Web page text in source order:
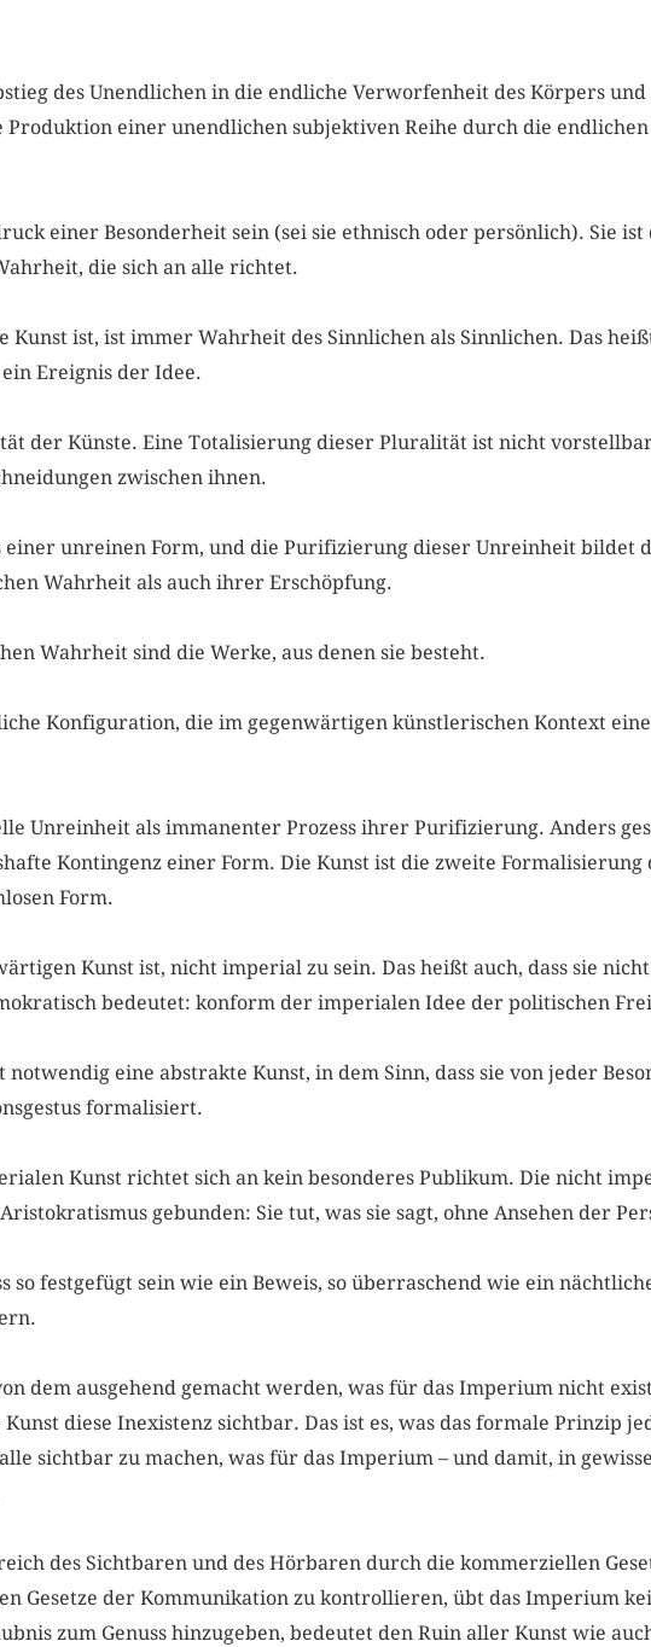
des Unendlichen in die endliche Verworfenheit des Körpers
Produktion einer unendlichen subjektiven Reihe durch die
einer Besonderheit sein (sei sie ethnisch oder persönlich). Sie ist
die sich an alle richtet.
Kunst ist, ist immer Wahrheit des Sinnlichen als Sinnlichen. Das
Ereignis der Idee.
der Künste. Eine Totalisierung dieser Pluralität ist nicht
zwischen ihnen.
einer unreinen Form, und die Purifizierung dieser Unreinheit bildet
Wahrheit als auch ihrer Erschöpfung.
Wahrheit sind die Werke, aus denen sie besteht.
Konfiguration, die im gegenwärtigen künstlerischen Kontext eine
Unreinheit als immanenter Prozess ihrer Purifizierung. Anders
Kontingenz einer Form. Die Kunst ist die zweite Formalisierung
Form.
Kunst ist, nicht imperial zu sein. Das heißt auch, dass sie nicht
bedeutet: konform der imperialen Idee der politischen
eine abstrakte Kunst, in dem Sinn, dass sie von jeder
formalisiert.
Kunst richtet sich an kein besonderes Publikum. Die nicht
gebunden: Sie tut, was sie sagt, ohne Ansehen der
so festgefügt sein wie ein Beweis, so überraschend wie ein
dem ausgehend gemacht werden, was für das Imperium nicht
diese Inexistenz sichtbar. Das ist es, was das formale Prinzip
sichtbar zu machen, was für das Imperium – und damit, in
des Sichtbaren und des Hörbaren durch die kommerziellen
Gesetze der Kommunikation zu kontrollieren, übt das Imperium
zum Genuss hinzugeben, bedeutet den Ruin aller Kunst wie